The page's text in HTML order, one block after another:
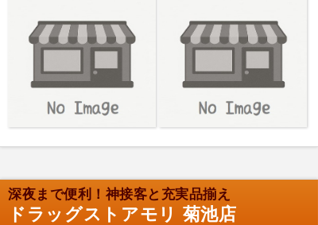
深夜まで便利！神接客と充実品揃え
ドラッグストアモリ 菊池店